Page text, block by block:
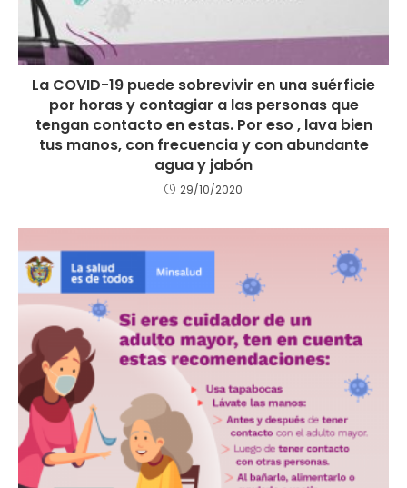
La COVID-19 puede sobrevivir en una suérficie
por horas y contagiar a las personas que
tengan contacto en estas. Por eso , lava bien
tus manos, con frecuencia y con abundante
agua y jabón
29/10/2020